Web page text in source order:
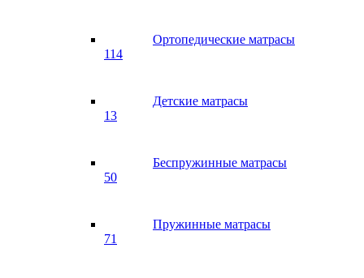
Ортопедические матрасы
114
Детские матрасы
13
Беспружинные матрасы
50
Пружинные матрасы
71